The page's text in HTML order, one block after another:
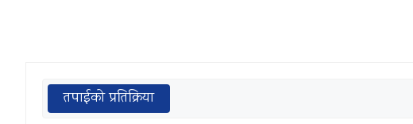
तपाईको प्रतिक्रिया